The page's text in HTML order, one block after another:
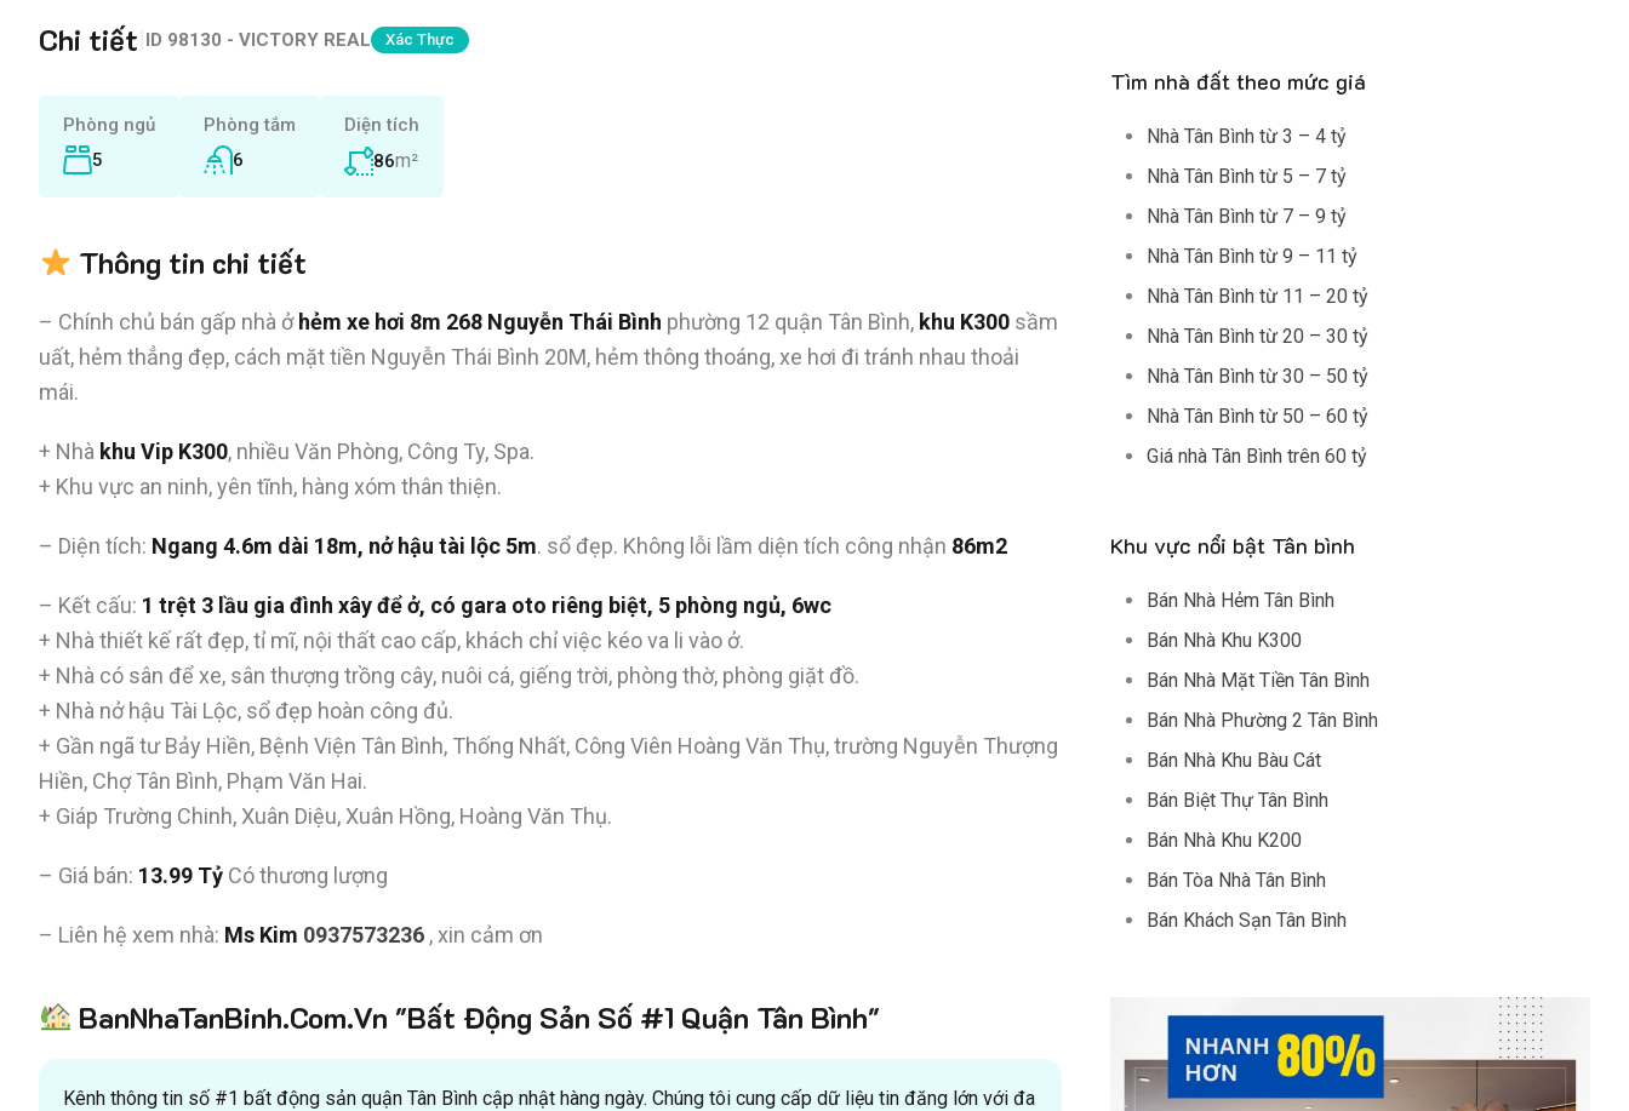
Chi tiết ID 98130 - VICTORY REAL Xác Thực
Phòng ngủ
5
Phòng tắm
6
Diện tích
86m²
Thông tin chi tiết
– Chính chủ bán gấp nhà ởhẻm xe hơi 8m 268 Nguyễn Thái Bình phường 12 quận Tân Bình, khu K300 sầm
uất, hẻm thẳng đẹp, cách mặt tiền Nguyễn Thái Bình 20M, hẻm thông thoáng, xe hơi đi tránh nhau thoải
mái.
+ Nhà khu Vip K300, nhiều Văn Phòng, Công Ty, Spa.
+ Khu vực an ninh, yên tĩnh, hàng xóm thân thiện.
– Diện tích: Ngang 4.6m dài 18m, nở hậu tài lộc 5m. sổ đẹp. Không lỗi lầm diện tích công nhận 86m2
– Kết cấu: 1 trệt 3 lầu gia đình xây để ở, có gara oto riêng biệt, 5 phòng ngủ, 6wc
+ Nhà thiết kế rất đẹp, tỉ mĩ, nội thất cao cấp, khách chỉ việc kéo va li vào ở.
+ Nhà có sân để xe, sân thượng trồng cây, nuôi cá, giếng trời, phòng thờ, phòng giặt đồ.
+ Nhà nở hậu Tài Lộc, sổ đẹp hoàn công đủ.
+ Gần ngã tư Bảy Hiền, Bệnh Viện Tân Bình, Thống Nhất, Công Viên Hoàng Văn Thụ, trường Nguyễn Thượng
Hiền, Chợ Tân Bình, Phạm Văn Hai.
+ Giáp Trường Chinh, Xuân Diệu, Xuân Hồng, Hoàng Văn Thụ.
– Giá bán: 13.99 Tỷ Có thương lượng
– Liên hệ xem nhà: Ms Kim 0937573236 , xin cảm ơn
BanNhaTanBinh.Com.Vn "Bất Động Sản Số #1 Quận Tân Bình"
Kênh thông tin số #1 bất động sản quận Tân Bình cập nhật hàng ngày. Chúng tôi cung cấp dữ liệu tin đăng lớn với đa
Tìm nhà đất theo mức giá
Nhà Tân Bình từ 3 – 4 tỷ
Nhà Tân Bình từ 5 – 7 tỷ
Nhà Tân Bình từ 7 – 9 tỷ
Nhà Tân Bình từ 9 – 11 tỷ
Nhà Tân Bình từ 11 – 20 tỷ
Nhà Tân Bình từ 20 – 30 tỷ
Nhà Tân Bình từ 30 – 50 tỷ
Nhà Tân Bình từ 50 – 60 tỷ
Giá nhà Tân Bình trên 60 tỷ
Khu vực nổi bật Tân bình
Bán Nhà Hẻm Tân Bình
Bán Nhà Khu K300
Bán Nhà Mặt Tiền Tân Bình
Bán Nhà Phường 2 Tân Bình
Bán Nhà Khu Bàu Cát
Bán Biệt Thự Tân Bình
Bán Nhà Khu K200
Bán Tòa Nhà Tân Bình
Bán Khách Sạn Tân Bình